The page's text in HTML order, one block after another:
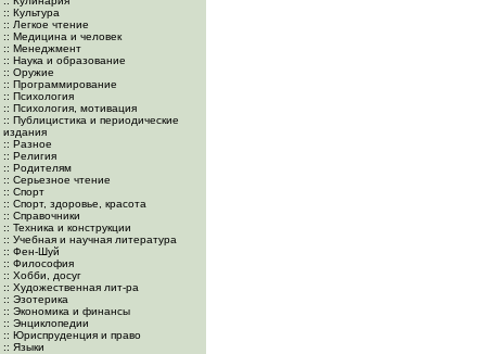
:: Культура
:: Легкое чтение
:: Медицина и человек
:: Менеджмент
:: Наука и образование
:: Оружие
:: Программирование
:: Психология
:: Психология, мотивация
:: Публицистика и периодические
издания
:: Разное
:: Религия
:: Родителям
:: Серьезное чтение
:: Спорт
:: Спорт, здоровье, красота
:: Справочники
:: Техника и конструкции
:: Учебная и научная литература
:: Фен-Шуй
:: Философия
:: Хобби, досуг
:: Художественная лит-ра
:: Эзотерика
:: Экономика и финансы
:: Энциклопедии
:: Юриспруденция и право
:: Языки